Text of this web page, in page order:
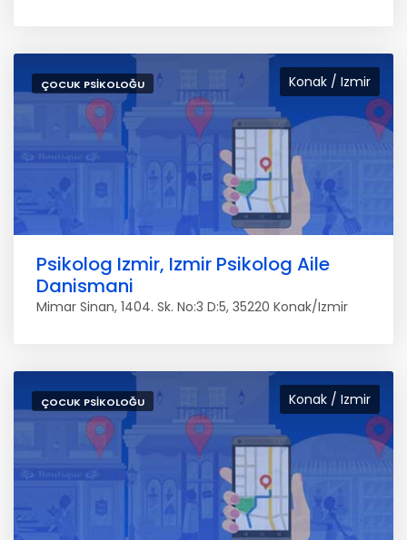
Konak / Izmir
ÇOCUK PSIKOLOĞU
Psikolog Izmir, Izmir Psikolog Aile
Danismani
Mimar Sinan, 1404. Sk. No:3 D:5, 35220 Konak/Izmir
Konak / Izmir
ÇOCUK PSIKOLOĞU